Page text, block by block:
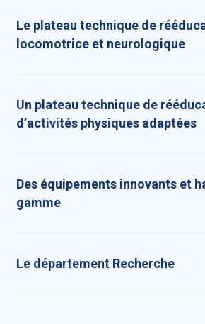
Le plateau technique de
locomotrice et neurologique
Un plateau technique de
d’activités physiques adaptées
Des équipements innovants et
gamme
Le département Recherche